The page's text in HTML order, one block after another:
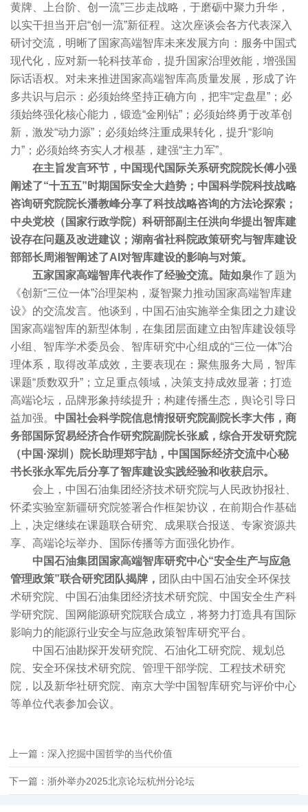
黄牌、上台阶、创一流”三步走战略，于磨砺中聚力升华，
以实干担当开启“创一流”新征程。这次座谈会各方代表深入
研讨交流，明晰了国家高端智库未来发展方向：服务中国式
现代化，应对新一轮科技革命，提升国家治理效能，增强国
际话语权。对未来推进国家高端智库高质量发展，形成了许
多共识与启示：必须始终坚持正确方向，把牢“定盘星”；必
须始终强化核心能力，锻造“金刚钻”；必须始终勇于改革创
新，激发“动力源”；必须始终注重成果转化，提升“影响
力”；必须始终夯实人才根基，建强“主力军”。
在主旨发言环节，中国现代国际关系研究院院长傅小强
阐述了“十五五”时期国际安全大趋势；中国科学院科技战略
咨询研究院院长潘教峰分享了科技战略咨询的方法论探索；
中央党校（国家行政学院）科研部副主任洪向华提出智库建
设存在问题及改进建议；湖南省社科院政策研究与智库建设
部部长周湘智阐述了AI对智库建设的影响与对策。
五家国家高端智库代表作了经验交流。
陆如泉作了题为
《创新“三位一体”治理架构，凝智聚力推动国家高端智库建
设》的交流发言。他谈到，中国石油实施举全集团之力建设
国家高端智库的新型体制，在集团层面建立由智库建设领导
小组、智库学术委员会、智库研究中心组成的“三位一体”治
理体系，取得改革成效，主要表现在：聚焦服务大局，智库
课题“质数双升”；立足重点领域，决策支持成效显著；打造
高端论坛，品牌形象持续提升；构建传播生态，舆论引导日
益加强。 中国社会科学院信息情报研究院副院长李大伟， 商
务部国际贸易经济合作研究院副院长张威，综合开发研究院
（中国·深圳）院长助理郑宇劼，中国国际经济交流中心秘
书长张永军先后分享了智库建设实践经验和收获启示。
会上，中国石油集团经济技术研究院与人民政协报社、
怀柔实验室新疆研究院签署合作框架协议，在前期合作基础
上，决定继续在课题联合研究、成果联合报送、专家资源共
享、高端论坛举办、国际传播等方面强化协作。
中国石油集团国家高端智库研究中心“安全生产与应急
管理政策”联合研究团队揭牌， 团队由中国石油安全环保技
术研究院、中国石油集团经济技术研究院、中国安全生产科
学研究院、国网能源研究院联合成立，将努力打造具有国际
影响力的能源行业安全与应急政策智库研究平台。
中国石油勘探开发研究院、石油化工研究院、规划总
院、安全环保技术研究院、管理干部学院、工程技术研究
院，以及新华社研究院、南京大学中国智库研究与评价中心
等单位代表参加会议。
上一篇：深入挖掘中国哲学的当代价值
下一篇：浙外举办2025北京论坛杭州分论坛